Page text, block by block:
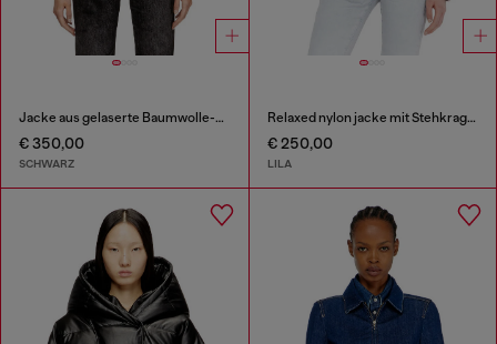
Jacke aus gelaserte Baumwolle-Hanf-Denim
€ 350,00
SCHWARZ
Relaxed nylon jacke mit Stehkragen
€ 250,00
LILA